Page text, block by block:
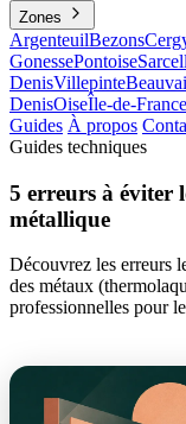
Zones
ArgenteuilBezons
GonessePontoise
DenisVillepinte
DenisOiseÎle-de-France
Guides À propos
Guides techniques
5 erreurs à éviter
métallique
Découvrez les erreurs
des métaux
professionnelles pour